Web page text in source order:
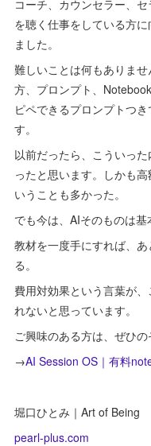
コーチ、カウンセラー、
を聴く仕事をしている方
ました。
難しいことは何もありま
方、プロンプト、
ピペできるプロンプトつ
す。
以前だったら、こういっ
ったと思います。しかも
いうことも多かった。
でも今は、AIそのものは基
教材を一度手にすれば、
る。
費用対効果という言葉が
れないと思っています。
ご興味のある方は、ぜひの
→AI Session OS｜有料
堀口ひとみ｜Art of Being
pearl-plus.com